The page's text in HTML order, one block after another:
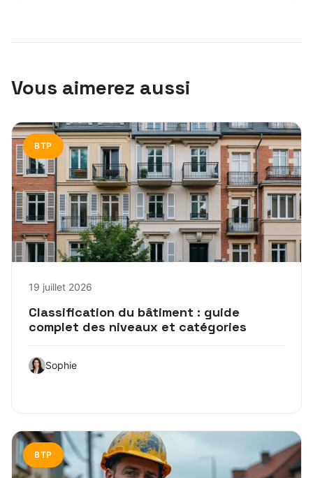
Vous aimerez aussi
BTP
19 juillet 2026
Classification du bâtiment : guide
complet des niveaux et catégories
Sophie
BTP